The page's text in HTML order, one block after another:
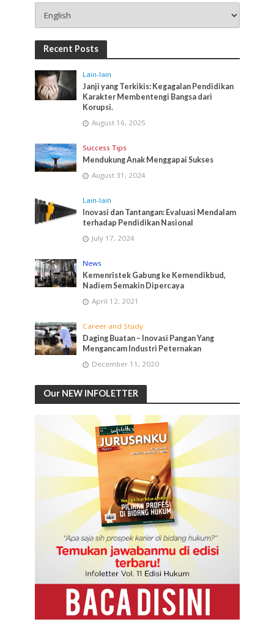
Recent Posts
Lain-lain
Janji yang Terkikis: Kegagalan Pendidikan
Karakter Membentengi Bangsa dari
Korupsi.
August 16, 2025
Success Tips
Mendukung Anak Menggapai Sukses
August 31, 2024
Lain-lain
Inovasi dan Tantangan: Evaluasi Mendalam
terhadap Pendidikan Nasional
July 17, 2024
News
Kemenristek Gabung ke Kemendikbud,
Nadiem Semakin Dipercaya
April 12, 2021
Career and Study
Daging Buatan – Inovasi Pangan Yang
Mengancam Industri Peternakan
December 11, 2020
Our NEW INFOLETTER